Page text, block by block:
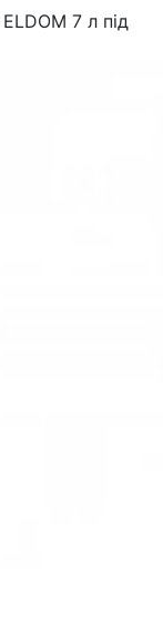
7 л під